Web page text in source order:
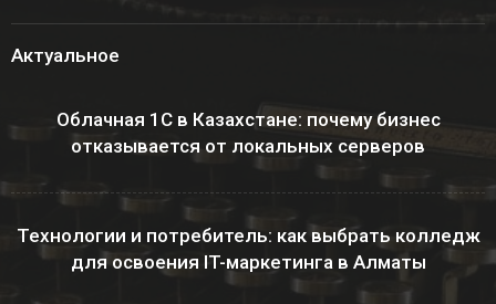
Актуальное
Облачная 1С в Казахстане: почему бизнес
отказывается от локальных серверов
Технологии и потребитель: как выбрать колледж
для освоения IT-маркетинга в Алматы